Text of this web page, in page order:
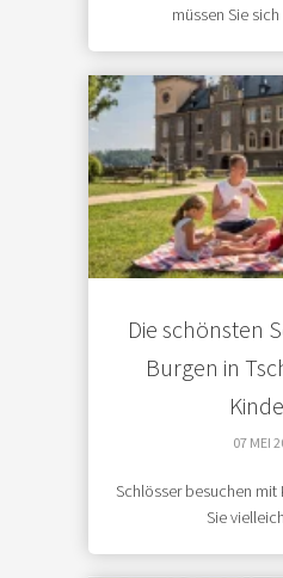
müssen Sie
Die schönsten
Burgen in
07 MEI
Schlösser besuchen mit
Sie